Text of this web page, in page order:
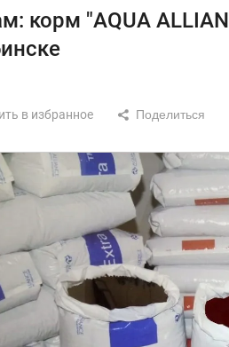
корм "AQUA
в избранное